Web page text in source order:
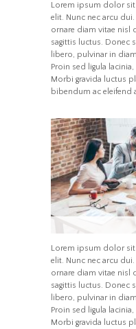
Lorem ipsum dolor
elit. Nunc nec arcu
ornare diam vitae nisl
sagittis luctus. Donec
libero, pulvinar in
Proin sed ligula
Morbi gravida luctus
bibendum ac eleifend
Lorem ipsum dolor
elit. Nunc nec arcu
ornare diam vitae nisl
sagittis luctus. Donec
libero, pulvinar in
Proin sed ligula
Morbi gravida luctus